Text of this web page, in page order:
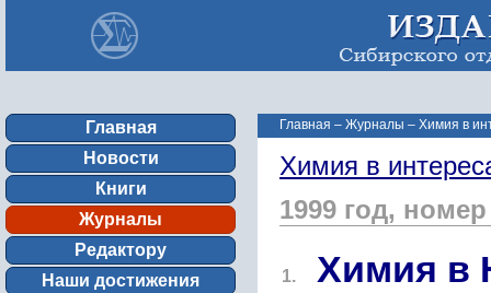
Главная
Новости
Книги
Журналы
Редактору
Наши достижения
Главная – Журналы – Химия в
Химия в
1999 год,
1. Химия в